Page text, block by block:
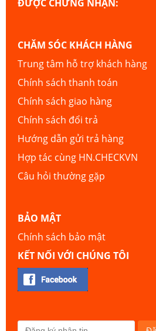
ĐƯỢC CHỨNG NHẬN:
CHĂM SÓC KHÁCH HÀNG
Trung tâm hỗ trợ khách hàng
Chính sách thanh toán
Chính sách giao hàng
Chính sách đổi trả
Hướng dẫn gửi trả hàng
Hợp tác cùng HN.CHECKVN
Câu hỏi thường gặp
BẢO MẬT
Chính sách bảo mật
KẾT NỐI VỚI CHÚNG TÔI